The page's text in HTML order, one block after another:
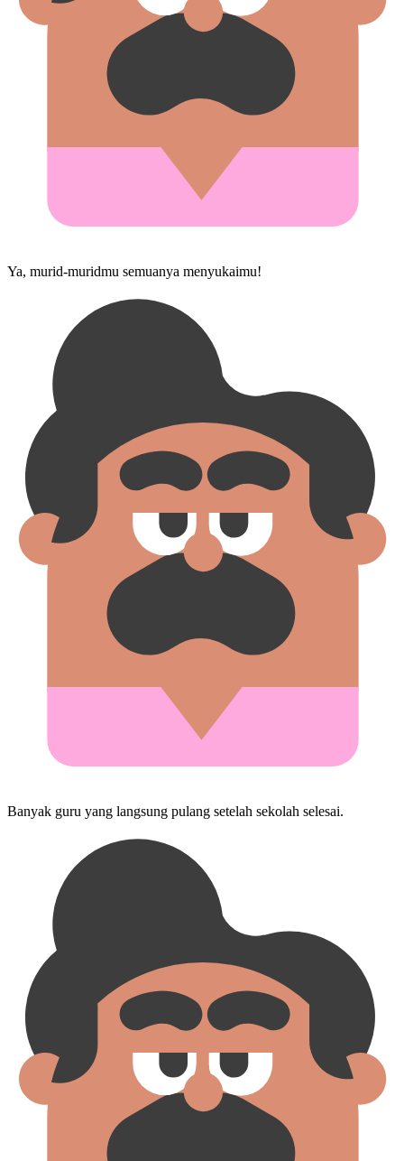
Ya, murid-murid⁠mu semuanya menyukaimu!
Banyak guru yang langsung pulang setelah sekolah selesai.